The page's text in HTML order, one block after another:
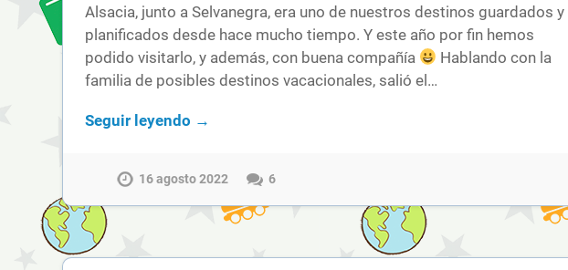
Alsacia, junto a Selvanegra, era uno de nuestros destinos guardados y
planificados desde hace mucho tiempo. Y este año por fin hemos
podido visitarlo, y además, con buena compañía
Hablando con la
familia de posibles destinos vacacionales, salió el…
Seguir leyendo →
16 agosto 2022 6